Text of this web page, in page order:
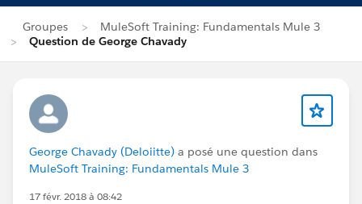
Groupes
MuleSoft Training: Fundamentals Mule 3
Question de George Chavady
George Chavady (Deloiitte) a posé une question dans
MuleSoft Training: Fundamentals Mule 3
17 févr. 2018 à 08:42